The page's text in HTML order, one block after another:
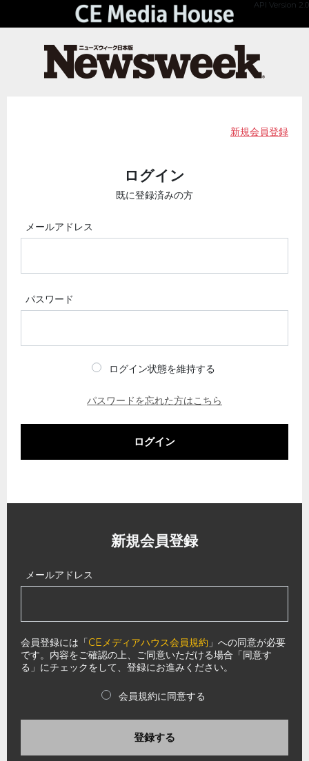
API Version 2.0
新規会員登録
ログイン
既に登録済みの方
メールアドレス
パスワード
ログイン状態を維持する
パスワードを忘れた方はこちら
ログイン
新規会員登録
メールアドレス
会員登録には「CEメディアハウス会員規約 」への同意が必要
です。内容をご確認の上、ご同意いただける場合「同意す
る」にチェックをして、登録にお進みください。
会員規約に同意する
登録する